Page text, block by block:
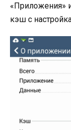
«Приложения»
кэш с